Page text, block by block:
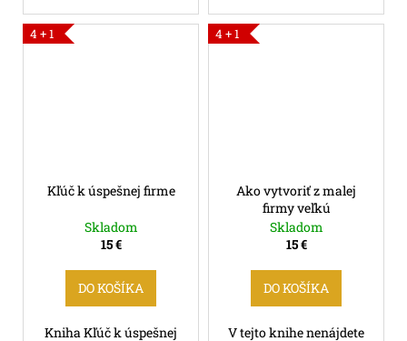
4 + 1
Kľúč k úspešnej firme
Skladom
15 €
DO KOŠÍKA
Kniha Kľúč k úspešnej
4 + 1
Ako vytvoriť z malej
firmy veľkú
Skladom
15 €
DO KOŠÍKA
V tejto knihe nenájdete